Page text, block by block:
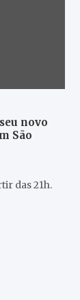
novo
São
das 21h.